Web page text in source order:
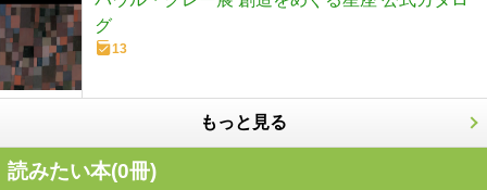
グ
13
もっと見る
読みたい本(0冊)